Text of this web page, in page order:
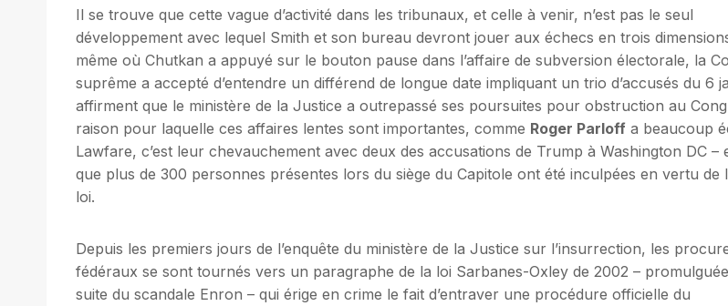
Il se trouve que cette vague d’activité dans les tribunaux, et celle à venir, n’est pas le seul
développement avec lequel Smith et son bureau devront jouer aux échecs en trois
même où Chutkan a appuyé sur le bouton pause dans l’affaire de subversion électorale, la
suprême a accepté d’entendre un différend de longue date impliquant un trio d’accusés du 6
affirment que le ministère de la Justice a outrepassé ses poursuites pour obstruction au
raison pour laquelle ces affaires lentes sont importantes, comme Roger Parloff a beaucoup
Lawfare, c’est leur chevauchement avec deux des accusations de Trump à Washington DC –
que plus de 300 personnes présentes lors du siège du Capitole ont été inculpées en vertu de
loi.
Depuis les premiers jours de l’enquête du ministère de la Justice sur l’insurrection, les
fédéraux se sont tournés vers un paragraphe de la loi Sarbanes-Oxley de 2002 –
suite du scandale Enron – qui érige en crime le fait d’entraver une procédure officielle du